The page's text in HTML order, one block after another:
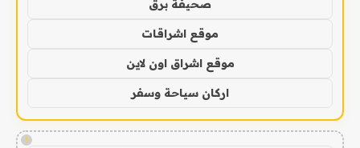
صحيفة برق
موقع اشراقات
موقع اشراق اون لاين
اركان سياحة وسفر
!